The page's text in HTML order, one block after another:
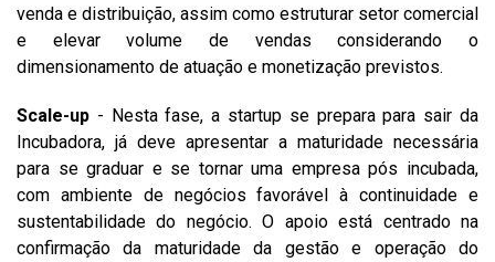
venda e distribuição, assim como estruturar setor comercial
e elevar volume de vendas considerando o
dimensionamento de atuação e monetização previstos.
Scale-up - Nesta fase, a startup se prepara para sair da
Incubadora, já deve apresentar a maturidade necessária
para se graduar e se tornar uma empresa pós incubada,
com ambiente de negócios favorável à continuidade e
sustentabilidade do negócio. O apoio está centrado na
confirmação da maturidade da gestão e operação do